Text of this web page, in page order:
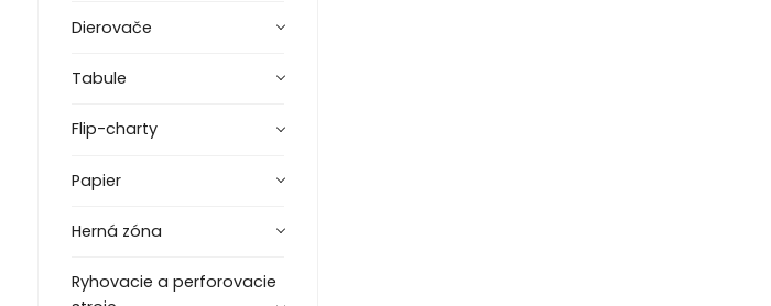
Dierovače
Tabule
Flip-charty
Papier
Herná zóna
Ryhovacie a perforovacie